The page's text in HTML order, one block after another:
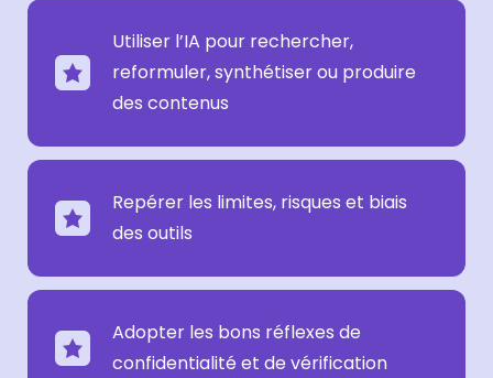
Utiliser l’IA pour rechercher,
reformuler, synthétiser ou produire
des contenus
Repérer les limites, risques et biais
des outils
Adopter les bons réflexes de
confidentialité et de vérification